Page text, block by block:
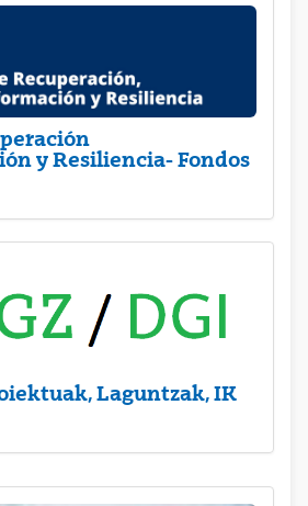
y Resiliencia- Fondos
Laguntzak, IK